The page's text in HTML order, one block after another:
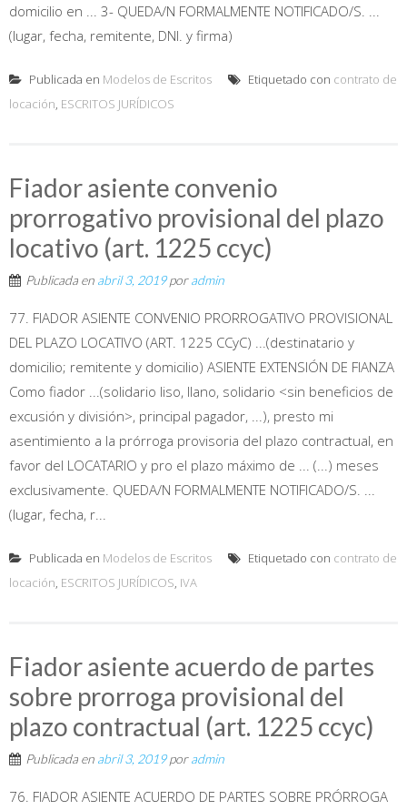
domicilio en ... 3- QUEDA/N FORMALMENTE NOTIFICADO/S. ...
(lugar, fecha, remitente, DNI. y firma)
Publicada en Modelos de Escritos Etiquetado con contrato de
locación, ESCRITOS JURÍDICOS
Fiador asiente convenio
prorrogativo provisional del plazo
locativo (art. 1225 ccyc)
Publicada en abril 3, 2019poradmin
77. FIADOR ASIENTE CONVENIO PRORROGATIVO PROVISIONAL
DEL PLAZO LOCATIVO (ART. 1225 CCyC) ...(destinatario y
domicilio; remitente y domicilio) ASIENTE EXTENSIÓN DE FIANZA
Como fiador ...(solidario liso, llano, solidario <sin beneficios de
excusión y división>, principal pagador, ...), presto mi
asentimiento a la prórroga provisoria del plazo contractual, en
favor del LOCATARIO y pro el plazo máximo de ... (...) meses
exclusivamente. QUEDA/N FORMALMENTE NOTIFICADO/S. ...
(lugar, fecha, r...
Publicada en Modelos de Escritos Etiquetado con contrato de
locación, ESCRITOS JURÍDICOS, IVA
Fiador asiente acuerdo de partes
sobre prorroga provisional del
plazo contractual (art. 1225 ccyc)
Publicada en abril 3, 2019poradmin
76. FIADOR ASIENTE ACUERDO DE PARTES SOBRE PRÓRROGA